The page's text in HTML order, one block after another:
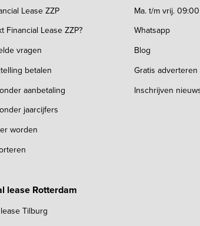
Lease ZZP
Financial Lease ZZP?
vragen
betalen
aanbetaling
jaarcijfers
worden
Ma. t/m vrij.
Whatsapp
Blog
Gratis
Inschrijven
lease Rotterdam
Tilburg